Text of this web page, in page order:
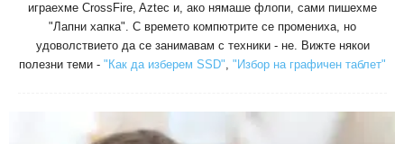
играехме CrossFire, Aztec и, ако нямаше флопи, сами пишехме
"Лапни хапка". С времето компютрите се промениха, но
удоволствието да се занимавам с техники - не. Вижте някои
полезни теми - "Как да изберем SSD", "Избор на графичен таблет"